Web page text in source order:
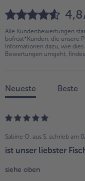
Alle Kundenbewertungen
bofrost*Kunden, die unsere
Informationen dazu, wie
Bewertungen umgeht,
Neueste Beste
Sabine O. aus S. schrieb am
ist unser liebster
siehe oben